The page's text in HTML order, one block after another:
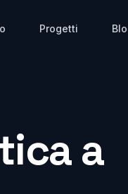
Progetti
a